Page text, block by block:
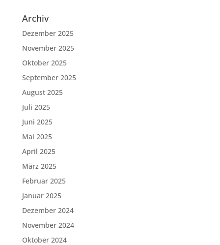
Archiv
Dezember 2025
November 2025
Oktober 2025
September 2025
August 2025
Juli 2025
Juni 2025
Mai 2025
April 2025
März 2025
Februar 2025
Januar 2025
Dezember 2024
November 2024
Oktober 2024